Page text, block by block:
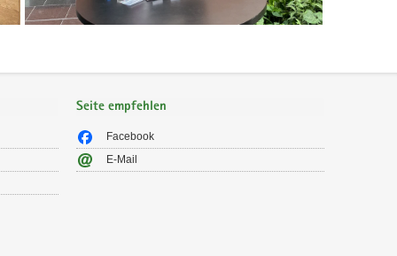
Seite empfehlen
Facebook
E-Mail